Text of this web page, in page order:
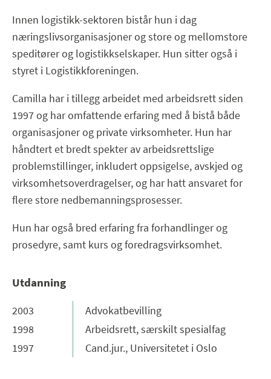
Innen logistikk-sektoren bistår hun i dag
næringslivsorganisasjoner og store og mellomstore
speditører og logistikkselskaper. Hun sitter også i
styret i Logistikkforeningen.
Camilla har i tillegg arbeidet med arbeidsrett siden
1997 og har omfattende erfaring med å bistå både
organisasjoner og private virksomheter. Hun har
håndtert et bredt spekter av arbeidsrettslige
problemstillinger, inkludert oppsigelse, avskjed og
virksomhetsoverdragelser, og har hatt ansvaret for
flere store nedbemanningsprosesser.
Hun har også bred erfaring fra forhandlinger og
prosedyre, samt kurs og foredragsvirksomhet.
Utdanning
2003
Advokatbevilling
1998
Arbeidsrett, særskilt spesialfag
1997
Cand.jur., Universitetet i Oslo